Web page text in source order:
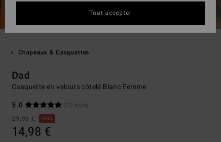
Chapeaux & Casquettes
Dad
Casquette en velours côtelé Blanc Femme
5.0
(12 Avis)
29,95 €
50%
14,98 €
Tout accepter